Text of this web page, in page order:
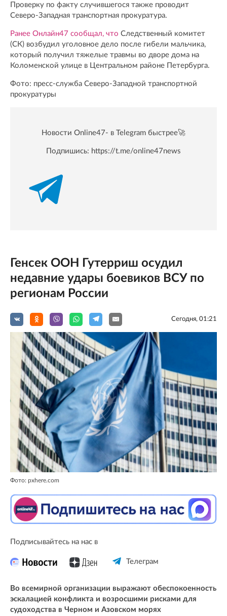
Проверку по факту случившегося также проводит
Северо-Западная транспортная прокуратура.
Ранее Онлайн47 сообщал, что Следственный комитет
(СК) возбудил уголовное дело после гибели мальчика,
который получил тяжелые травмы во дворе дома на
Коломенской улице в Центральном районе Петербурга.
Фото: пресс-служба Северо-Западной транспортной
прокуратуры
Новости Online47- в Telegram быстрее🚀
Подпишись: https://t.me/online47news
Генсек ООН Гутерриш осудил
недавние удары боевиков ВСУ по
регионам России
Сегодня, 01:21
Фото: pxhere.com
Подписывайтесь на нас в
Телеграм
Во всемирной организации выражают обеспокоенность
эскалацией конфликта и возросшими рисками для
судоходства в Черном и Азовском морях